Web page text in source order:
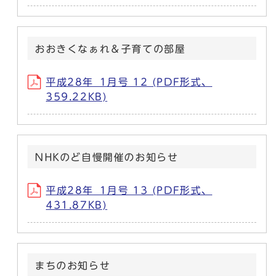
おおきくなぁれ＆子育ての部屋
平成28年_1月号 12 (PDF形式、
359.22KB)
NHKのど自慢開催のお知らせ
平成28年_1月号 13 (PDF形式、
431.87KB)
まちのお知らせ